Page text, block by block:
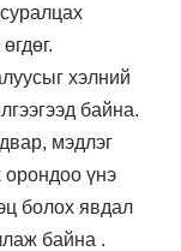
хэлний
байна.
мэдлэг
орондоо үнэ
болох явдал
байна .